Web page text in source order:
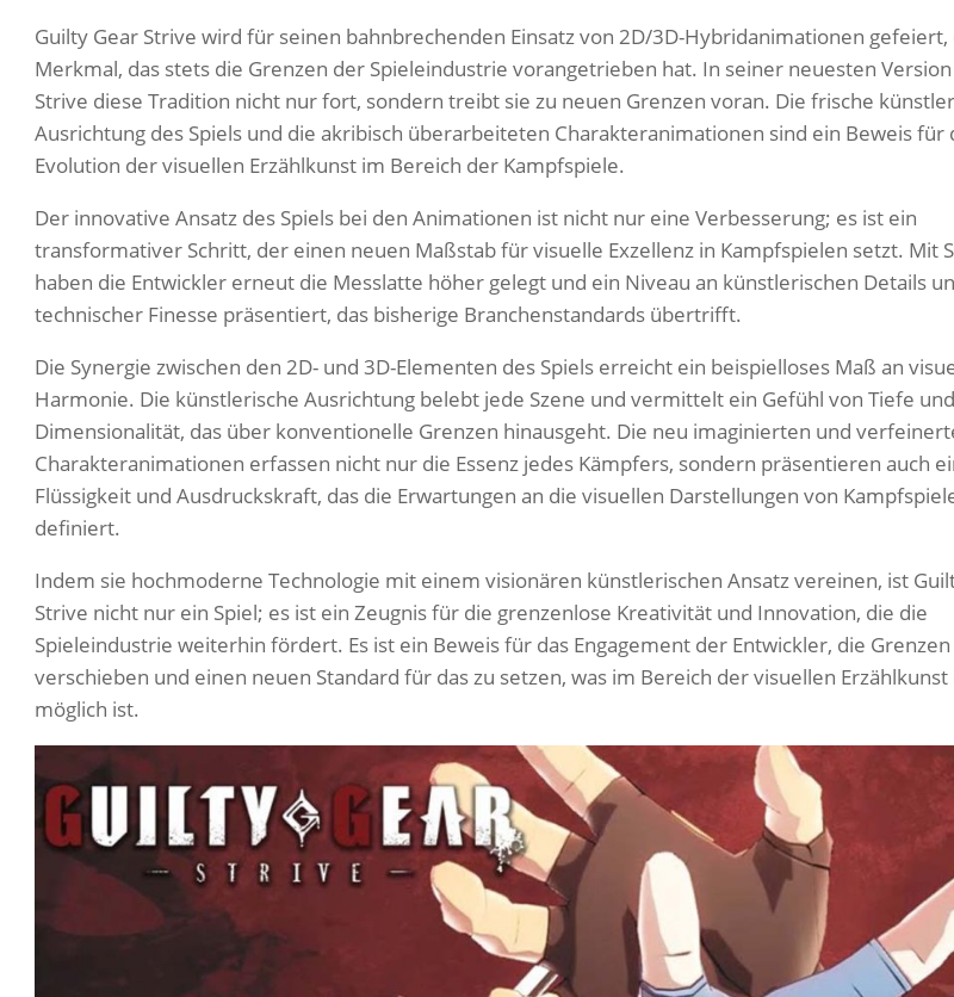
Guilty Gear Strive wird für seinen bahnbrechenden Einsatz von 2D/3D-Hybridanimationen gefeiert,
Merkmal, das stets die Grenzen der Spieleindustrie vorangetrieben hat. In seiner neuesten
Strive diese Tradition nicht nur fort, sondern treibt sie zu neuen Grenzen voran. Die frische
Ausrichtung des Spiels und die akribisch überarbeiteten Charakteranimationen sind ein Beweis für
Evolution der visuellen Erzählkunst im Bereich der Kampfspiele.
Der innovative Ansatz des Spiels bei den Animationen ist nicht nur eine Verbesserung; es ist ein
transformativer Schritt, der einen neuen Maßstab für visuelle Exzellenz in Kampfspielen setzt. Mit
haben die Entwickler erneut die Messlatte höher gelegt und ein Niveau an künstlerischen Details
technischer Finesse präsentiert, das bisherige Branchenstandards übertrifft.
Die Synergie zwischen den 2D- und 3D-Elementen des Spiels erreicht ein beispielloses Maß an
Harmonie. Die künstlerische Ausrichtung belebt jede Szene und vermittelt ein Gefühl von Tiefe und
Dimensionalität, das über konventionelle Grenzen hinausgeht. Die neu imaginierten und
Charakteranimationen erfassen nicht nur die Essenz jedes Kämpfers, sondern präsentieren auch
Flüssigkeit und Ausdruckskraft, das die Erwartungen an die visuellen Darstellungen von
definiert.
Indem sie hochmoderne Technologie mit einem visionären künstlerischen Ansatz vereinen, ist
Strive nicht nur ein Spiel; es ist ein Zeugnis für die grenzenlose Kreativität und Innovation, die die
Spieleindustrie weiterhin fördert. Es ist ein Beweis für das Engagement der Entwickler, die Grenzen
verschieben und einen neuen Standard für das zu setzen, was im Bereich der visuellen Erzählkunst
möglich ist.